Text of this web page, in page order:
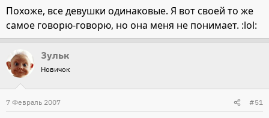
Похоже, все девушки одинаковые. Я вот своей то же
самое говорю-говорю, но она меня не понимает. :lol:
Зульк
Новичок
7 Февраль 2007 #51